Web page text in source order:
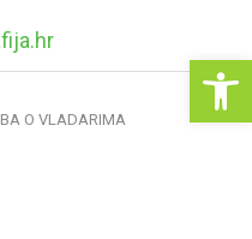
O VLADARIMA